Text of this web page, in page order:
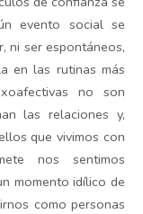
evento social se
ni ser espontáneos,
en las rutinas más
no son
las relaciones y,
que vivimos con
nos sentimos
momento idílico de
como personas